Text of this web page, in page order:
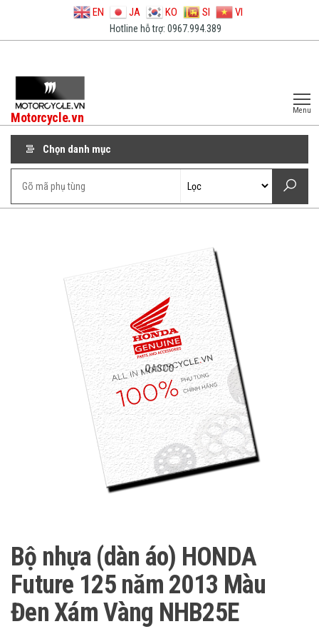
EN JA KO SI VI
Hotline hỗ trợ: 0967.994.389
Motorcycle.vn Menu
Chọn danh mục
QASCO
Bộ nhựa (dàn áo) HONDA
Future 125 năm 2013 Màu
Đen Xám Vàng NHB25E